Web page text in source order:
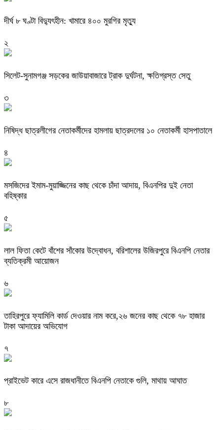
দীর্ঘ ৮ ঘণ্টা বিদ্যুৎহীন: খামারে ৪০০ মুরগির মৃত্যু
২
‎সিলেট-সুনামগঞ্জ সড়কের জাউয়াবাজারে ট্রাক দুর্ঘটনা, ক্ষতিগ্রস্ত সেতু
৩
নিষিদ্ধ ছাত্রলীগের নেতাকর্মীদের হামলায় ছাত্রদলের ১০ নেতাকর্মী হাসপাতালে
৪
মসজিদের ইমাম-মুয়াজ্জিনের কাছ থেকে চাঁদা আদায়, বিএনপির দুই নেতা
বহিষ্কার
৫
‎লাল ফিতা কেটে বাঁশের সাঁকোর উদ্বোধন, বরিশালের উজিরপুরে বিএনপি নেতার
ব্যতিক্রমী আয়োজন
৬
তাহিরপুরে ফ্যামিলি কার্ড দেওয়ার নাম করে,২৬ জনের কাছ থেকে ৭৮ হাজার
টাকা আদায়ের অভিযোগ
৭
প্রাইভেট কারে এসে রাজধানীতে বিএনপি নেতাকে গুলি, মাথায় আঘাত
৮